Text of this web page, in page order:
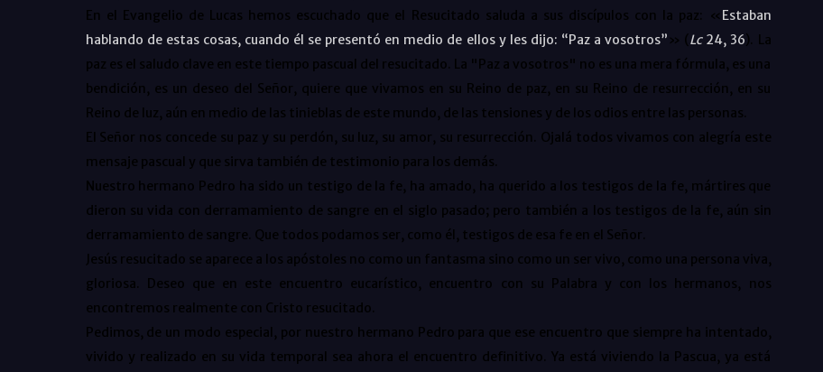
En el Evangelio de Lucas hemos escuchado que el Resucitado saluda a sus discípulos con la paz: « Estaban
hablando de estas cosas, cuando él se presentó en medio de ellos y les dijo: “Paz a vosotros” » (Lc 24, 36). La
paz es el saludo clave en este tiempo pascual del resucitado. La "Paz a vosotros" no es una mera fórmula, es una
bendición, es un deseo del Señor, quiere que vivamos en su Reino de paz, en su Reino de resurrección, en su
Reino de luz, aún en medio de las tinieblas de este mundo, de las tensiones y de los odios entre las personas.
El Señor nos concede su paz y su perdón, su luz, su amor, su resurrección. Ojalá todos vivamos con alegría este
mensaje pascual y que sirva también de testimonio para los demás.
Nuestro hermano Pedro ha sido un testigo de la fe, ha amado, ha querido a los testigos de la fe, mártires que
dieron su vida con derramamiento de sangre en el siglo pasado; pero también a los testigos de la fe, aún sin
derramamiento de sangre. Que todos podamos ser, como él, testigos de esa fe en el Señor.
Jesús resucitado se aparece a los apóstoles no como un fantasma sino como un ser vivo, como una persona viva,
gloriosa. Deseo que en este encuentro eucarístico, encuentro con su Palabra y con los hermanos, nos
encontremos realmente con Cristo resucitado.
Pedimos, de un modo especial, por nuestro hermano Pedro para que ese encuentro que siempre ha intentado,
vivido y realizado en su vida temporal sea ahora el encuentro definitivo. Ya está viviendo la Pascua, ya está